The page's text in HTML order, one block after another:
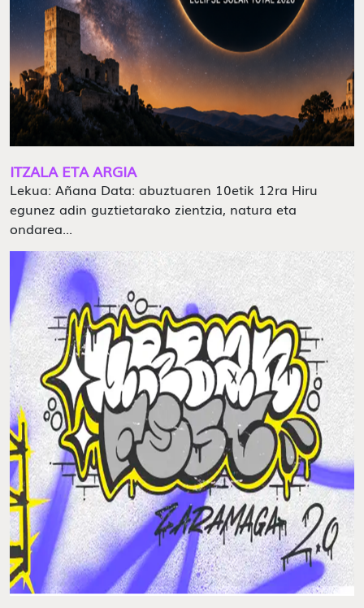
ITZALA ETA ARGIA
Lekua: Añana Data: abuztuaren 10etik 12ra Hiru
egunez adin guztietarako zientzia, natura eta
ondarea...